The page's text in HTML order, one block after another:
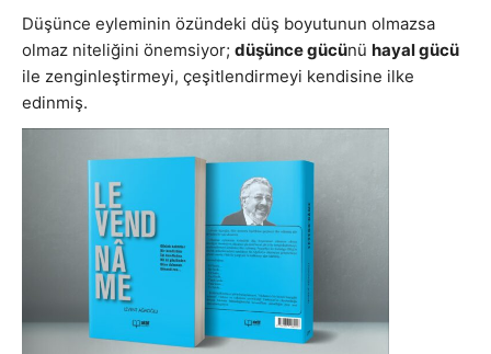
Düşünce eyleminin özündeki düş boyutunun olmazsa
olmaz niteliğini önemsiyor; düşünce gücünü hayal gücü
ile zenginleştirmeyi, çeşitlendirmeyi kendisine ilke
edinmiş.